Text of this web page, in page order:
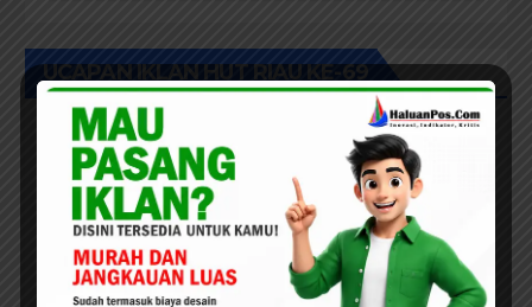
Diprioritaskan
UCAPAN IKLAN HUT RIAU KE-69